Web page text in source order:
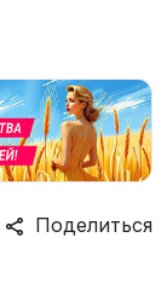
Поделиться